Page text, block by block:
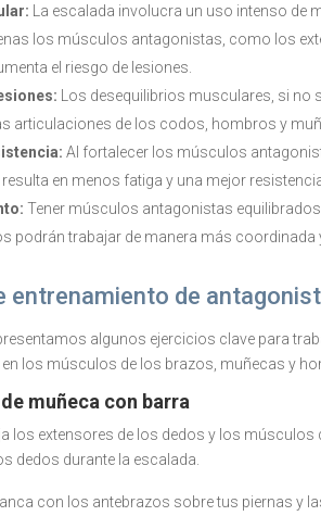
La escalada involucra un uso intenso de
los músculos antagonistas, como los
el riesgo de lesiones.
Los desequilibrios musculares, si no
articulaciones de los codos, hombros y
Al fortalecer los músculos
en menos fatiga y una mejor resistencia
Tener músculos antagonistas
podrán trabajar de manera más coordinada
entrenamiento de
algunos ejercicios clave para
los músculos de los brazos, muñecas y
muñeca con barra
los extensores de los dedos y los
dedos durante la escalada.
con los antebrazos sobre tus piernas y